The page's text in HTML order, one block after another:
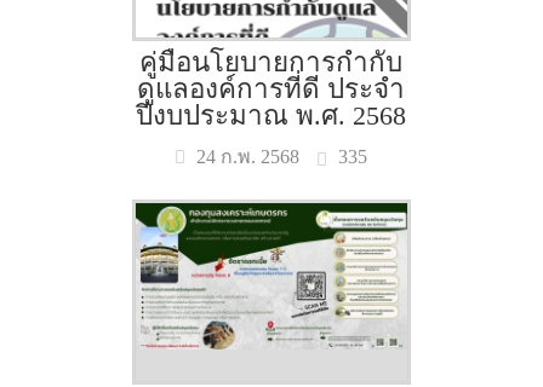
คู่มือนโยบายการกำกับ
ดูแลองค์การที่ดี ประจำ
ปีงบประมาณ พ.ศ. 2568
24 ก.พ. 2568 335